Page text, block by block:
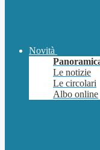
Novità
Le notizie
Le circolari
Albo online